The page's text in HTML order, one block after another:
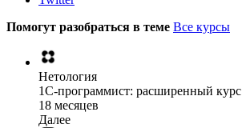
Помогут разобраться в теме Все курсы
Нетология
1C-программист: расширенный курс
18 месяцев
Далее